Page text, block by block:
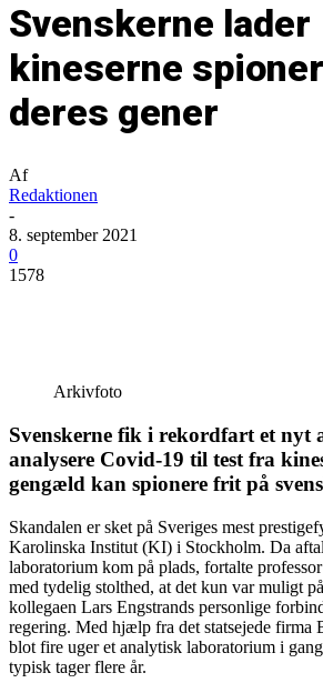
Svenskerne lader
kineserne
deres gener
Af
Redaktionen
-
8. september 2021
0
1578
Arkivfoto
Svenskerne fik i rekordfart et nyt
analysere Covid-19 til test fra
gengæld kan spionere frit på
Skandalen er sket på Sveriges mest
Karolinska Institut (KI) i Stockholm. Da
laboratorium kom på plads, fortalte
med tydelig stolthed, at det kun var muligt
kollegaen Lars Engstrands personlige
regering. Med hjælp fra det statsejede firma
blot fire uger et analytisk laboratorium i
typisk tager flere år.